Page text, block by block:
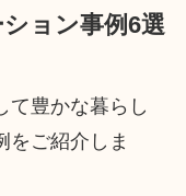
ョン事例6選
て豊かな暮らし
をご紹介しま